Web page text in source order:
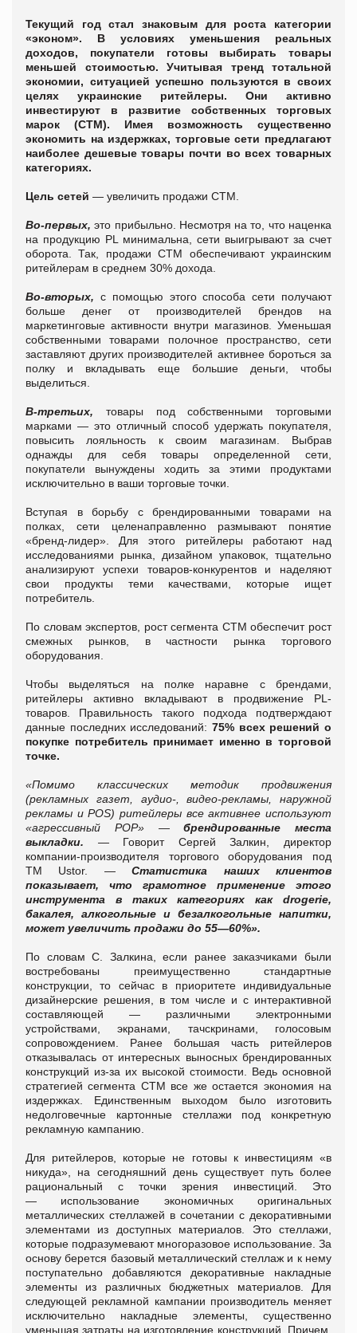
Текущий год стал знаковым для роста категории
«эконом». В условиях уменьшения реальных
доходов, покупатели готовы выбирать товары
меньшей стоимостью. Учитывая тренд тотальной
экономии, ситуацией успешно пользуются в своих
целях украинские ритейлеры. Они активно
инвестируют в развитие собственных торговых
марок (СТМ). Имея возможность существенно
экономить на издержках, торговые сети предлагают
наиболее дешевые товары почти во всех товарных
категориях.
Цель сетей — увеличить продажи СТМ.
Во-первых, это прибыльно. Несмотря на то, что наценка
на продукцию PL минимальна, сети выигрывают за счет
оборота. Так, продажи СТМ обеспечивают украинским
ритейлерам в среднем 30% дохода.
Во-вторых, с помощью этого способа сети получают
больше денег от производителей брендов на
маркетинговые активности внутри магазинов. Уменьшая
собственными товарами полочное пространство, сети
заставляют других производителей активнее бороться за
полку и вкладывать еще большие деньги, чтобы
выделиться.
В-третьих, товары под собственными торговыми
марками — это отличный способ удержать покупателя,
повысить лояльность к своим магазинам. Выбрав
однажды для себя товары определенной сети,
покупатели вынуждены ходить за этими продуктами
исключительно в ваши торговые точки.
Вступая в борьбу с брендированными товарами на
полках, сети целенаправленно размывают понятие
«бренд-лидер». Для этого ритейлеры работают над
исследованиями рынка, дизайном упаковок, тщательно
анализируют успехи товаров-конкурентов и наделяют
свои продукты теми качествами, которые ищет
потребитель.
По словам экспертов, рост сегмента СТМ обеспечит рост
смежных рынков, в частности рынка торгового
оборудования.
Чтобы выделяться на полке наравне с брендами,
ритейлеры активно вкладывают в продвижение PL-
товаров. Правильность такого подхода подтверждают
данные последних исследований: 75% всех решений о
покупке потребитель принимает именно в торговой
точке.
«Помимо классических методик продвижения
(рекламных газет, аудио-, видео-рекламы, наружной
рекламы и POS) ритейлеры все активнее используют
«агрессивный POP» —брендированные места
выкладки.
—
Говорит Сергей Залкин, директор
компании-производителя торгового оборудования под
ТМ Ustor. —
Статистика наших клиентов
показывает, что грамотное применение этого
инструмента в таких категориях как drogerie,
бакалея, алкогольные и безалкогольные напитки,
может увеличить продажи до 55—60%».
По словам С. Залкина, если ранее заказчиками были
востребованы преимущественно стандартные
конструкции, то сейчас в приоритете индивидуальные
дизайнерские решения, в том числе и с интерактивной
составляющей — различными электронными
устройствами, экранами, тачскринами, голосовым
сопровождением. Ранее большая часть ритейлеров
отказывалась от интересных выносных брендированных
конструкций из-за их высокой стоимости. Ведь основной
стратегией сегмента СТМ все же остается экономия на
издержках. Единственным выходом было изготовить
недолговечные картонные стеллажи под конкретную
рекламную кампанию.
Для ритейлеров, которые не готовы к инвестициям «в
никуда», на сегодняшний день существует путь более
рациональный с точки зрения инвестиций. Это
— использование экономичных оригинальных
металлических стеллажей в сочетании с декоративными
элементами из доступных материалов. Это стеллажи,
которые подразумевают многоразовое использование. За
основу берется базовый металлический стеллаж и к нему
поступательно добавляются декоративные накладные
элементы из различных бюджетных материалов. Для
следующей рекламной кампании производитель меняет
исключительно накладные элементы, существенно
уменьшая затраты на изготовление конструкций. Причем,